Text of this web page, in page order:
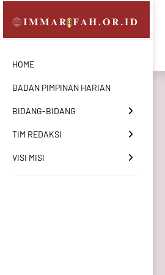
HOME
BADAN PIMPINAN HARIAN
BIDANG-BIDANG
TIM REDAKSI
VISI MISI